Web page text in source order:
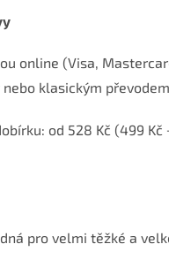
online (Visa,
nebo klasickým
od 528 Kč (499 Kč
pro velmi těžké a